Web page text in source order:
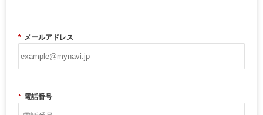
* メールアドレス
* 電話番号